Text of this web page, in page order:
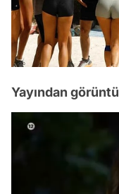
Yayından